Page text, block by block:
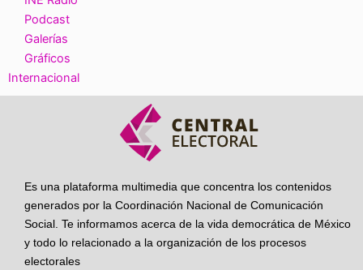
Podcast
Galerías
Gráficos
Internacional
Es una plataforma multimedia que concentra los contenidos
generados por la Coordinación Nacional de Comunicación
Social. Te informamos acerca de la vida democrática de México
y todo lo relacionado a la organización de los procesos
electorales